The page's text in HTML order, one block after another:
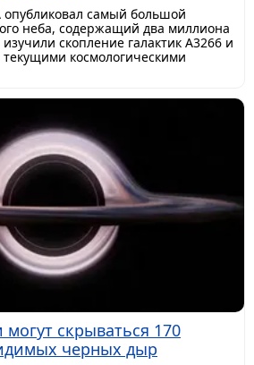
опубликовал самый большой
неба, содержащий два миллиона
скопление галактик A3266 и
космологическими
скрываться 170
черных дыр